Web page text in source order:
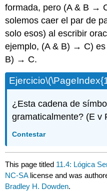
formada, pero (A & B →
solemos caer el par de
solo esos) al escribir
ejemplo, (A & B) → C)
B) → C.
Ejercicio
¿Esta cadena de
gramaticalmente? (E v
Contestar
This page titled 11.4: Lógica
NC-SA license and was
Bradley H. Dowden.